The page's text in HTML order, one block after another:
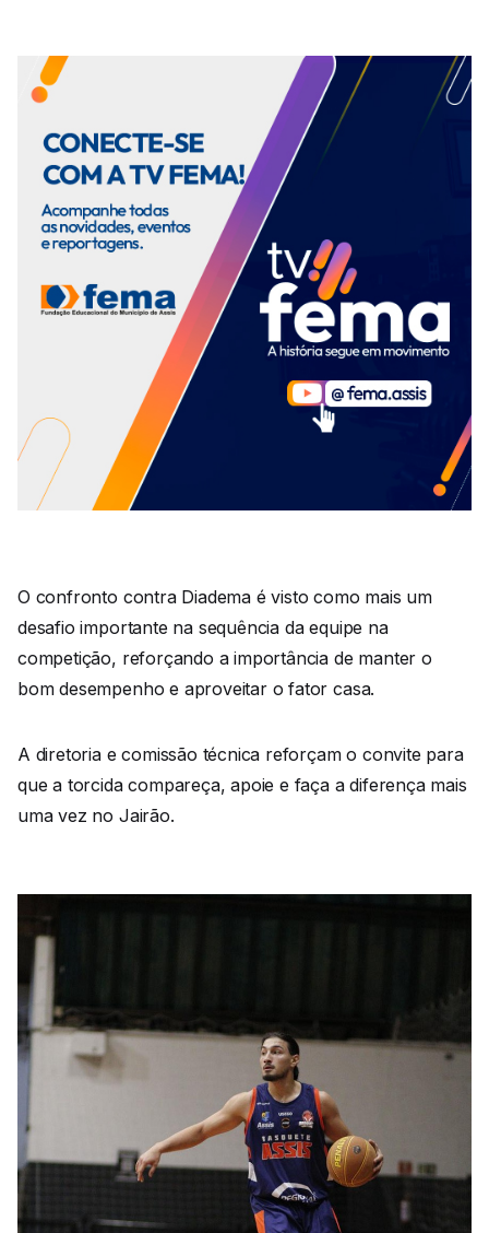
O confronto contra Diadema é visto como mais um
desafio importante na sequência da equipe na
competição, reforçando a importância de manter o
bom desempenho e aproveitar o fator casa.
A diretoria e comissão técnica reforçam o convite para
que a torcida compareça, apoie e faça a diferença mais
uma vez no Jairão.